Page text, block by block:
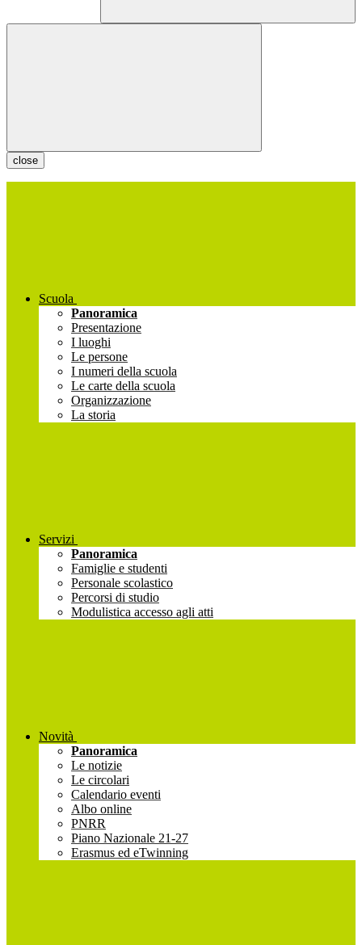
close
Scuola
Panoramica
Presentazione
I luoghi
Le persone
I numeri della scuola
Le carte della scuola
Organizzazione
La storia
Servizi
Panoramica
Famiglie e studenti
Personale scolastico
Percorsi di studio
Modulistica accesso agli atti
Novità
Panoramica
Le notizie
Le circolari
Calendario eventi
Albo online
PNRR
Piano Nazionale 21-27
Erasmus ed eTwinning